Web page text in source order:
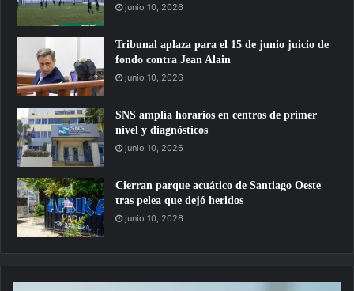
junio 10, 2026
Tribunal aplaza para el 15 de junio juicio de
fondo contra Jean Alain
junio 10, 2026
SNS amplía horarios en centros de primer
nivel y diagnósticos
junio 10, 2026
Cierran parque acuático de Santiago Oeste
tras pelea que dejó heridos
junio 10, 2026